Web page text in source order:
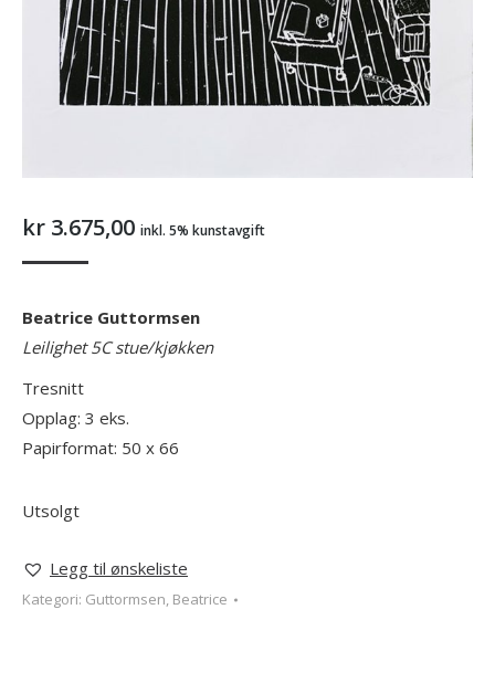
kr 3.675,00 inkl. 5% kunstavgift
Beatrice Guttormsen
Leilighet 5C stue/kjøkken
Tresnitt
Opplag: 3 eks.
Papirformat: 50 x 66
Utsolgt
Legg til ønskeliste
Kategori: Guttormsen, Beatrice